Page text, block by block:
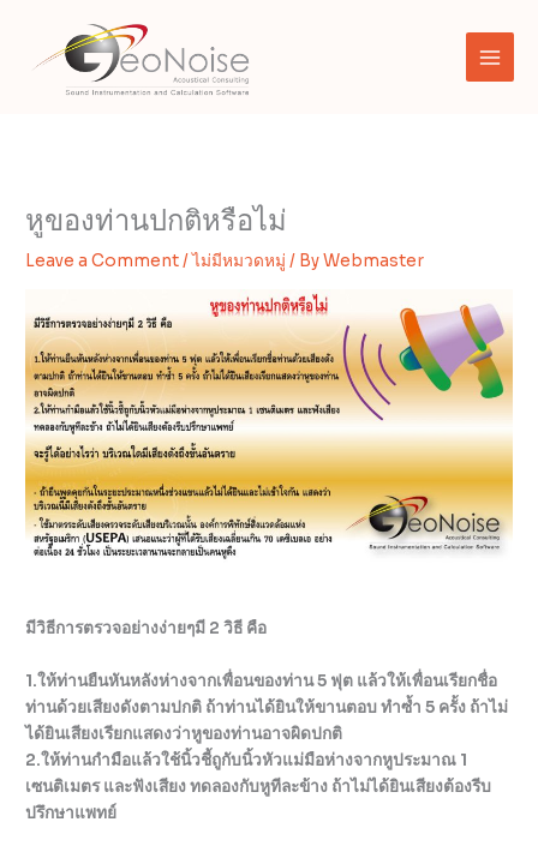
content
หูของท่านปกติหรือไม่
Leave a Comment/ไม่มีหมวดหมู่ / ByWebmaster
มีวิธีการตรวจอย่างง่ายๆมี 2 วิธี คือ
1.ให้ท่านยืนหันหลังห่างจากเพื่อนของท่าน 5 ฟุต แล้วให้เพื่อนเรียกชื่อ
ท่านด้วยเสียงดังตามปกติ ถ้าท่านได้ยินให้ขานตอบ ทำซ้ำ 5 ครั้ง ถ้าไม่
ได้ยินเสียงเรียกแสดงว่าหูของท่านอาจผิดปกติ
2.ให้ท่านกำมือแล้วใช้นิ้วชี้ถูกับนิ้วหัวแม่มือห่างจากหูประมาณ 1
เซนติเมตร และฟังเสียง ทดลองกับหูทีละข้าง ถ้าไม่ได้ยินเสียงต้องรีบ
ปรึกษาแพทย์